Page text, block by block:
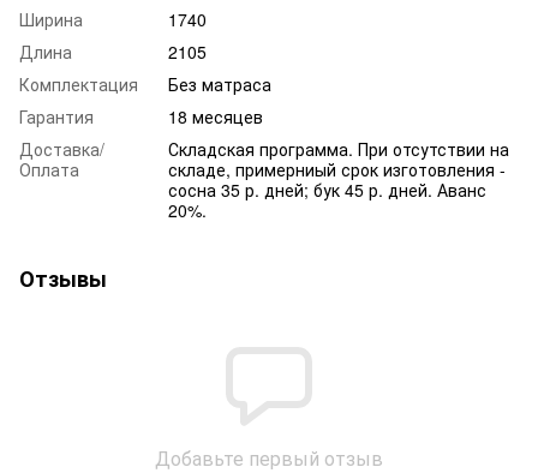
Ширина
1740
Длина
2105
Комплектация
Без матраса
Гарантия
18 месяцев
Доставка/
Оплата
Складская программа. При отсутствии на
складе, примерниый срок изготовления -
сосна 35 р. дней; бук 45 р. дней. Аванс
20%.
Отзывы
Добавьте первый отзыв